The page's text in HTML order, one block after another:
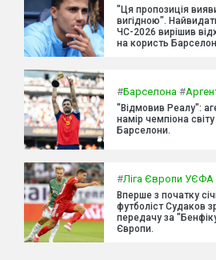
"Ця пропозиція
вигідною".
ЧС-2026 вирішив
на користь
#Барселона #
"Відмовив Реалу":
намір чемпіона
Барселони.
#Ліга Європи УЄФА
Вперше з початку
футболіст Судаков
передачу за
Європи.